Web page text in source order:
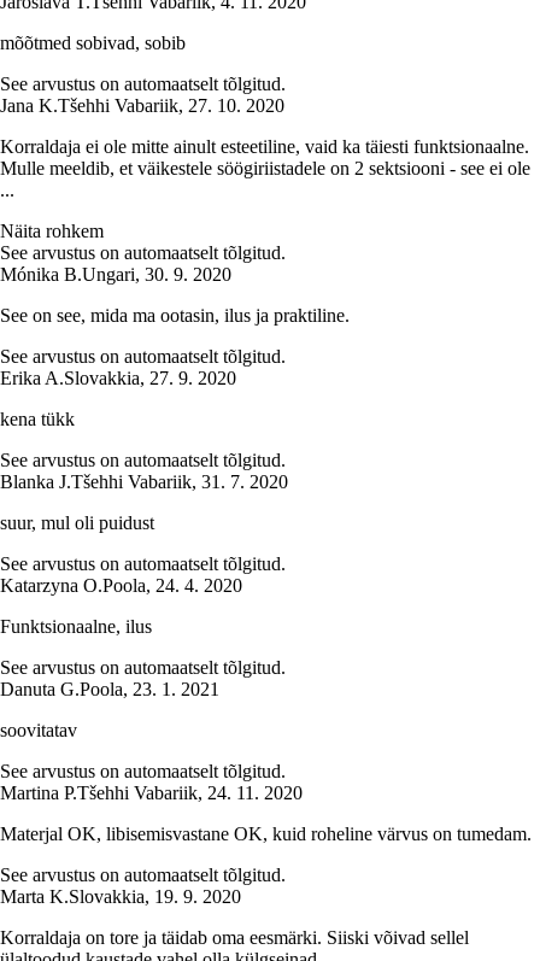
mõõtmed sobivad, sobib
See arvustus on automaatselt tõlgitud.
Jana K.Tšehhi Vabariik, 27. 10. 2020
Korraldaja ei ole mitte ainult esteetiline, vaid ka täiesti funktsionaalne.
Mulle meeldib, et väikestele söögiriistadele on 2 sektsiooni - see ei ole
...
Näita rohkem
See arvustus on automaatselt tõlgitud.
Mónika B.Ungari, 30. 9. 2020
See on see, mida ma ootasin, ilus ja praktiline.
See arvustus on automaatselt tõlgitud.
Erika A.Slovakkia, 27. 9. 2020
kena tükk
See arvustus on automaatselt tõlgitud.
Blanka J.Tšehhi Vabariik, 31. 7. 2020
suur, mul oli puidust
See arvustus on automaatselt tõlgitud.
Katarzyna O.Poola, 24. 4. 2020
Funktsionaalne, ilus
See arvustus on automaatselt tõlgitud.
Danuta G.Poola, 23. 1. 2021
soovitatav
See arvustus on automaatselt tõlgitud.
Martina P.Tšehhi Vabariik, 24. 11. 2020
Materjal OK, libisemisvastane OK, kuid roheline värvus on tumedam.
See arvustus on automaatselt tõlgitud.
Marta K.Slovakkia, 19. 9. 2020
Korraldaja on tore ja täidab oma eesmärki. Siiski võivad sellel